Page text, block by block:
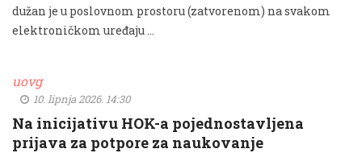
dužan je u poslovnom prostoru (zatvorenom) na svakom
elektroničkom uređaju …
uovg
10. lipnja 2026. 14:30
Na inicijativu HOK-a pojednostavljena
prijava za potpore za naukovanje